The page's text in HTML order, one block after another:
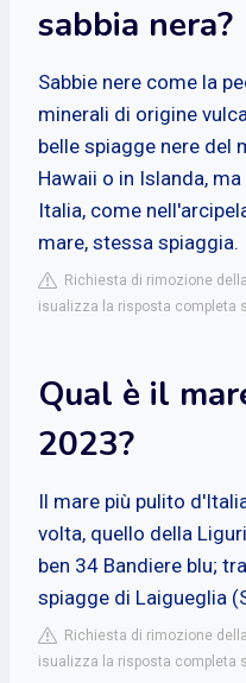
sabbia nera?
Sabbie nere come la
minerali di origine
belle spiagge nere del
Hawaii o in Islanda,
Italia, come
mare, stessa spiaggia.
Richiesta di rimozione
isualizza la risposta completa
Qual è il
2023?
Il mare più pulito
volta, quello della
ben 34 Bandiere blu;
spiagge di Laigueglia
Richiesta di rimozione
isualizza la risposta completa